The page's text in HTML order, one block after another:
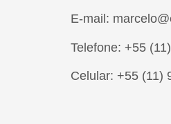
E-mail:
Telefone: +55
Celular: +55 (11)